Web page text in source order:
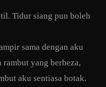
Tidur siang pun boleh
sama dengan aku
rambut yang berbeza,
aku sentiasa botak.